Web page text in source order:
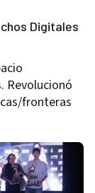
Digitales
Revolucionó
fronteras